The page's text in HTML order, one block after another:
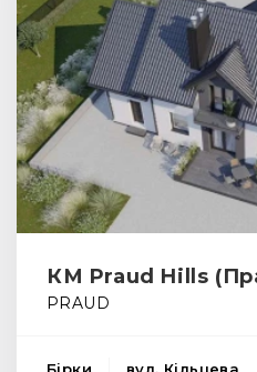
КМ Praud Hills
PRAUD